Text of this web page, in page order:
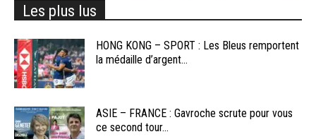
Les plus lus
HONG KONG – SPORT : Les Bleus remportent
la médaille d’argent...
ASIE – FRANCE : Gavroche scrute pour vous
ce second tour...